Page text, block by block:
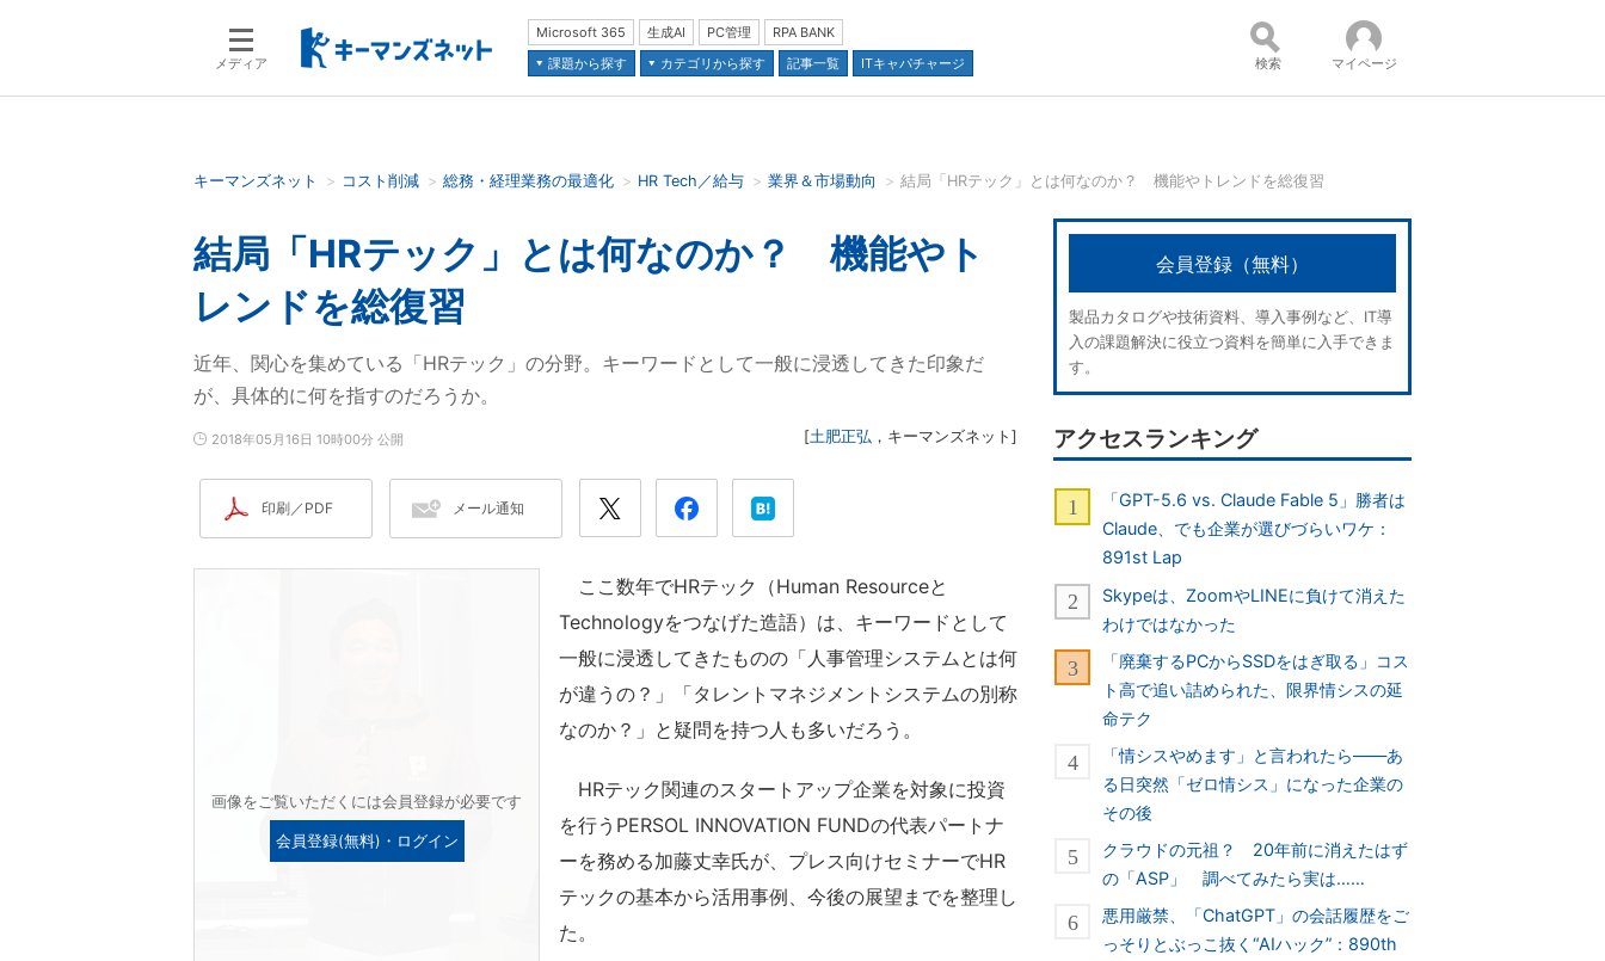
メディア
Microsoft 365 生成AI PC管理
RPA BANK
課題から探す
カテゴリから探す 記事一覧 ITキャパチャージ
検索語を入力してください コンテンツ：
並び順：
検索 マイページ
キーマンズネット コスト削減 総務・経理業務の最適化 HR Tech／給与 業界＆市場動向 結局「HRテック」とは何なのか？ 機能やトレンドを総復習
結局「HRテック」とは何なのか？ 機能やト
レンドを総復習
近年、関心を集めている「HRテック」の分野。キーワードとして一般に浸透してきた印象だ
が、具体的に何を指すのだろうか。
2018年05月16日 10時00分 公開 [土肥正弘 ， キーマンズネット ]
印刷／PDF メール通知
画像をご覧いただくには会員登録が必要です
会員登録(無料)・ログイン
ここ数年でHRテック（Human Resourceと
Technologyをつなげた造語）は、キーワードとして
一般に浸透してきたものの「人事管理システムとは何
が違うの？」「タレントマネジメントシステムの別称
なのか？」と疑問を持つ人も多いだろう。
HRテック関連のスタートアップ企業を対象に投資
を行うPERSOL INNOVATION FUNDの代表パートナ
ーを務める加藤丈幸氏が、プレス向けセミナーでHR
テックの基本から活用事例、今後の展望までを整理し
た。
会員登録（無料）
製品カタログや技術資料、導入事例など、IT導
入の課題解決に役立つ資料を簡単に入手できま
す。
アクセスランキング
「GPT-5.6 vs. Claude Fable 5」勝者は
Claude、でも企業が選びづらいワケ：
891st Lap
Skypeは、ZoomやLINEに負けて消えた
わけではなかった
「廃棄するPCからSSDをはぎ取る」コス
ト高で追い詰められた、限界情シスの延
命テク
「情シスやめます」と言われたら――あ
る日突然「ゼロ情シス」になった企業の
その後
クラウドの元祖？ 20年前に消えたはず
の「ASP」 調べてみたら実は……
悪用厳禁、「ChatGPT」の会話履歴をご
っそりとぶっこ抜く“AIハック”：890th